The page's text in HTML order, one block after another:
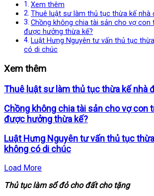
Xem thêm
Thuê luật sư làm thủ tục thừa kế nhà
Chồng không chia tài sản cho vợ con
được hưởng thừa kế?
Luật Hưng Nguyên tư vấn thủ tục
có di chúc
Xem thêm
Thuê luật sư làm thủ tục thừa kế nhà
Chồng không chia tài sản cho vợ con
được hưởng thừa kế?
Luật Hưng Nguyên tư vấn thủ tục
không có di chúc
Load More
Thủ tục làm sổ đỏ cho đất cho tặng